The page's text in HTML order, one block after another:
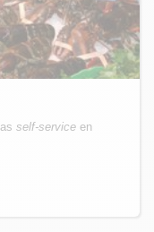
self-service en